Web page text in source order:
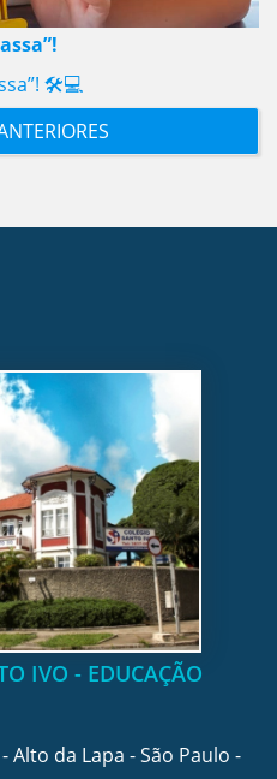
🛠️💻
IVO - EDUCAÇÃO
Alto da Lapa - São Paulo -